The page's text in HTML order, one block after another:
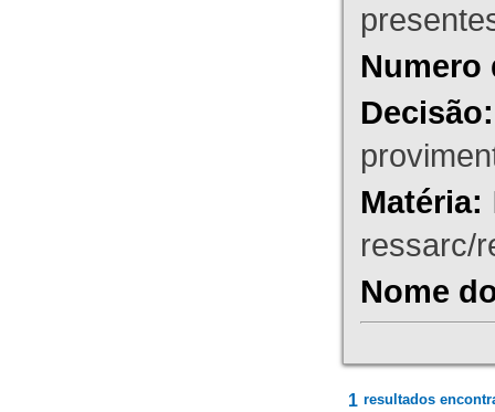
Numero
Decisão:
Matéria:
ressarc/
Nome
1 resultados